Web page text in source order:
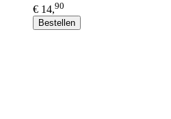
€ 14,90
Bestellen